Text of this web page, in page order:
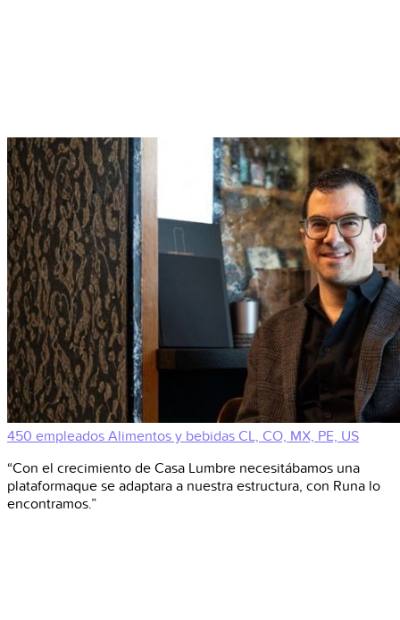
450 empleados Alimentos y bebidas CL, CO, MX, PE, US
“Con el crecimiento de Casa Lumbre necesitábamos una
plataformaque se adaptara a nuestra estructura, con Runa lo
encontramos.”